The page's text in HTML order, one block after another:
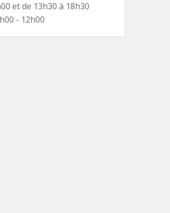
et de 13h30 à 18h30
- 12h00